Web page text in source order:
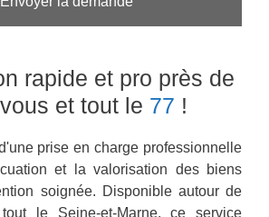
rapide et pro près de
et tout le 77 !
prise en charge professionnelle
et la valorisation des biens
soignée. Disponible autour de
le Seine-et-Marne, ce service